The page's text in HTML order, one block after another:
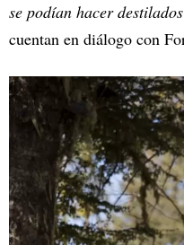
se podían hacer
cuentan en diálogo con